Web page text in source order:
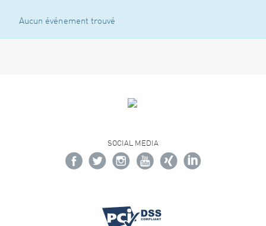
Aucun événement trouvé
SOCIAL MEDIA